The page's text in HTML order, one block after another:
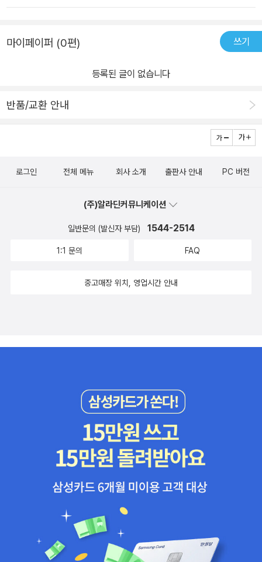
마이페이퍼 (0편) 쓰기
등록된 글이 없습니다
반품/교환 안내
로그인 전체 메뉴 회사 소개 출판사 안내 PC 버전
(주)알라딘커뮤니케이션
일반문의 (발신자 부담) 1544-2514
1:1 문의 FAQ
중고매장 위치, 영업시간 안내